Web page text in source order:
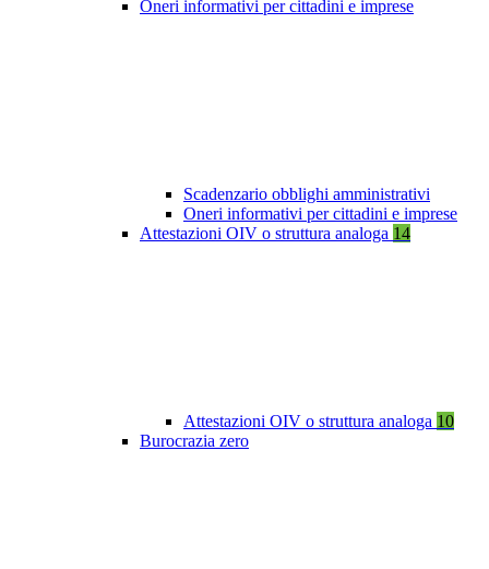
Oneri informativi per cittadini e imprese
Scadenzario obblighi amministrativi
Oneri informativi per cittadini e imprese
Attestazioni OIV o struttura analoga 14
Attestazioni OIV o struttura analoga 10
Burocrazia zero